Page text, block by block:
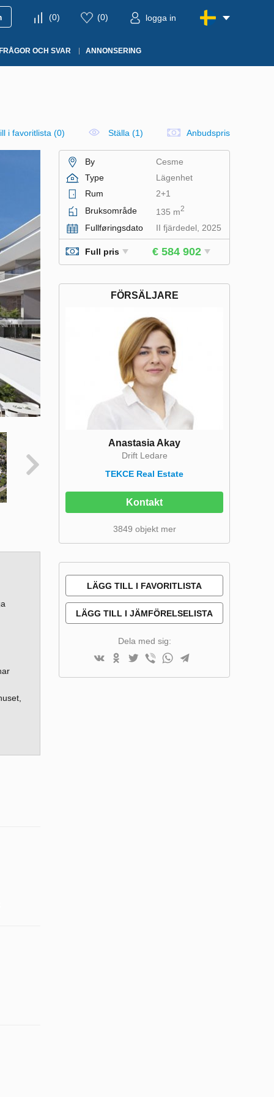
(0) (0) logga in
FRÅGOR OCH SVAR ANNONSERING
i favoritlista (0) Ställa (1) Anbudspris
By
Cesme
Type
Lägenhet
Rum
2+1
Bruksområde
135 m2
Fullføringsdato II fjärdedel, 2025
Full pris € 584 902
FÖRSÄLJARE
Anastasia Akay
Drift Ledare
TEKCE Real Estate
Kontakt
3849 objekt mer
LÄGG TILL I FAVORITLISTA
LÄGG TILL I JÄMFÖRELSELISTA
Dela med sig: